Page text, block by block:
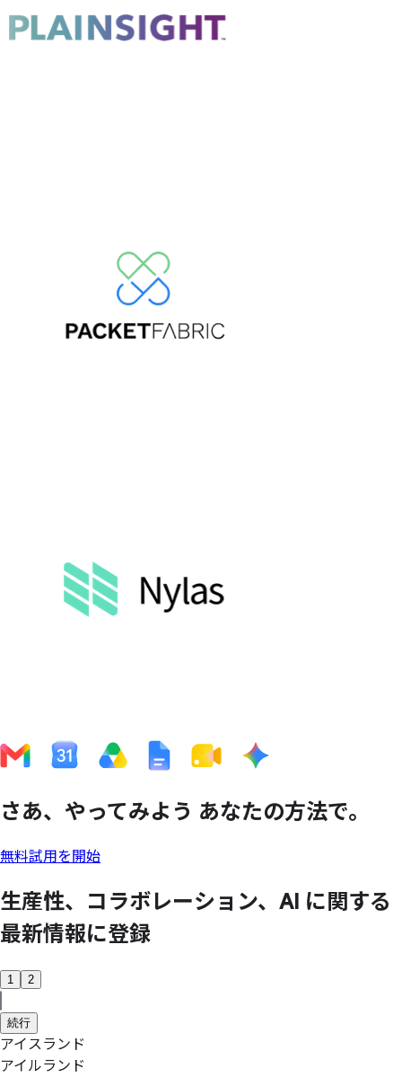
さあ、 やってみよう あなたの方法で。
無料試用を開始
生産性、 コラボレーション、 AI に 関する
最新情報に登録
1 2
続行
アイスランド
アイルランド